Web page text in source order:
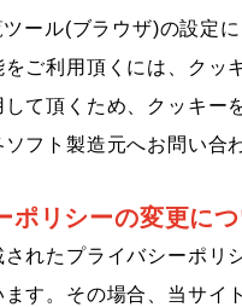
ール(ブラウザ)の設定
ご利用頂くには、クッ
て頂くため、クッキー
フト製造元へお問い合
ポリシーの変更に
れたプライバシーポリ
す。その場合、当サイ